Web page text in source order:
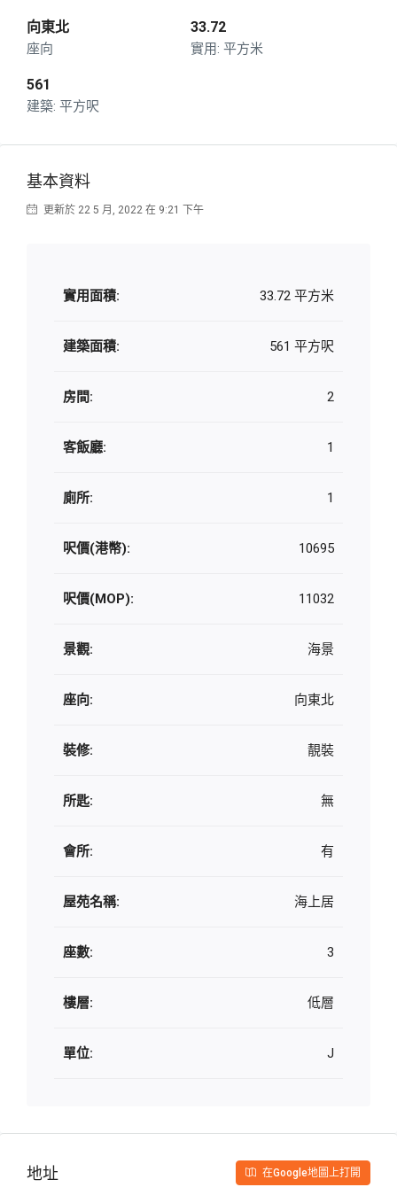
向東北
座向
33.72
平方米
561
平方呎
基本資料
更新於 22 5 月, 2022 在 9:21 下午
實用面積: 33.72 平方米
建築面積: 561 平方呎
房間: 2
客飯廳: 1
廁所: 1
呎價(港幣): 10695
呎價(MOP): 11032
景觀: 海景
座向: 向東北
裝修: 靚裝
所匙: 無
會所: 有
屋苑名稱: 海上居
座數: 3
樓層: 低層
單位: J
地址 在Google地圖上打開